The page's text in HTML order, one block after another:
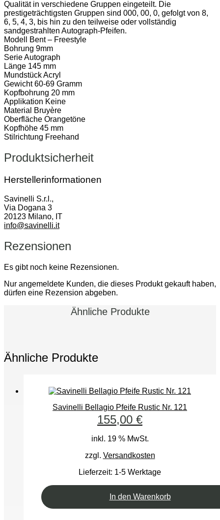
Qualität in verschiedene Gruppen eingeteilt. Die
prestigeträchtigsten Gruppen sind 000, 00, 0, gefolgt von 8,
6, 5, 4, 3, bis hin zu den teilweise oder vollständig
sandgestrahlten Autograph-Pfeifen.
Modell Bent – Freestyle
Bohrung 9mm
Serie Autograph
Länge 145 mm
Mundstück Acryl
Gewicht 60-69 Gramm
Kopfbohrung 20 mm
Applikation Keine
Material Bruyère
Oberfläche Orangetöne
Kopfhöhe 45 mm
Stilrichtung Freehand
Produktsicherheit
Herstellerinformationen
Savinelli S.r.l.,
Via Dogana 3
20123 Milano, IT
info@savinelli.it
Rezensionen
Es gibt noch keine Rezensionen.
Nur angemeldete Kunden, die dieses Produkt gekauft haben,
dürfen eine Rezension abgeben.
Ähnliche Produkte
Ähnliche Produkte
Savinelli Bellagio Pfeife Rustic Nr. 121
155,00 €
inkl. 19 % MwSt.
zzgl. Versandkosten
Lieferzeit: 1-5 Werktage
In den Warenkorb